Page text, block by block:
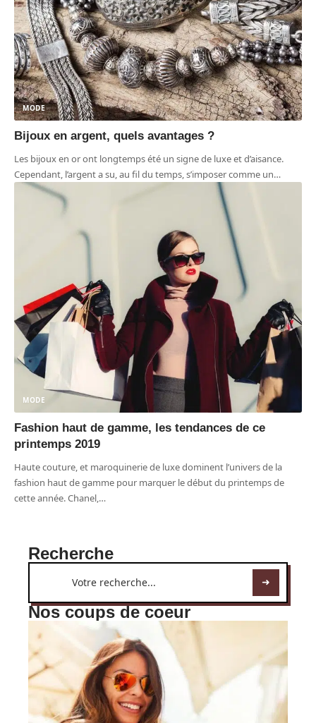
MODE
Bijoux en argent, quels avantages ?
Les bijoux en or ont longtemps été un signe de luxe et d’aisance.
Cependant, l’argent a su, au fil du temps, s’imposer comme un…
MODE
Fashion haut de gamme, les tendances de ce
printemps 2019
Haute couture, et maroquinerie de luxe dominent l’univers de la
fashion haut de gamme pour marquer le début du printemps de
cette année. Chanel,…
Recherche
Nos coups de coeur